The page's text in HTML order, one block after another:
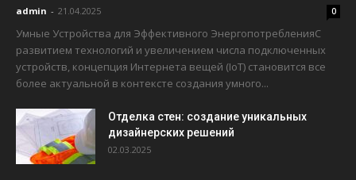
admin - 21.04.2025 0
Умные Устройства для Эффективного ЭнергопотребленияС
развитием технологий и увеличением числа подключенных
устройств, концепция Интернета вещей (IoT) становится все
более актуальной в контексте создания умного...
Отделка стен: создание уникальных
дизайнерских решений
02.03.2025